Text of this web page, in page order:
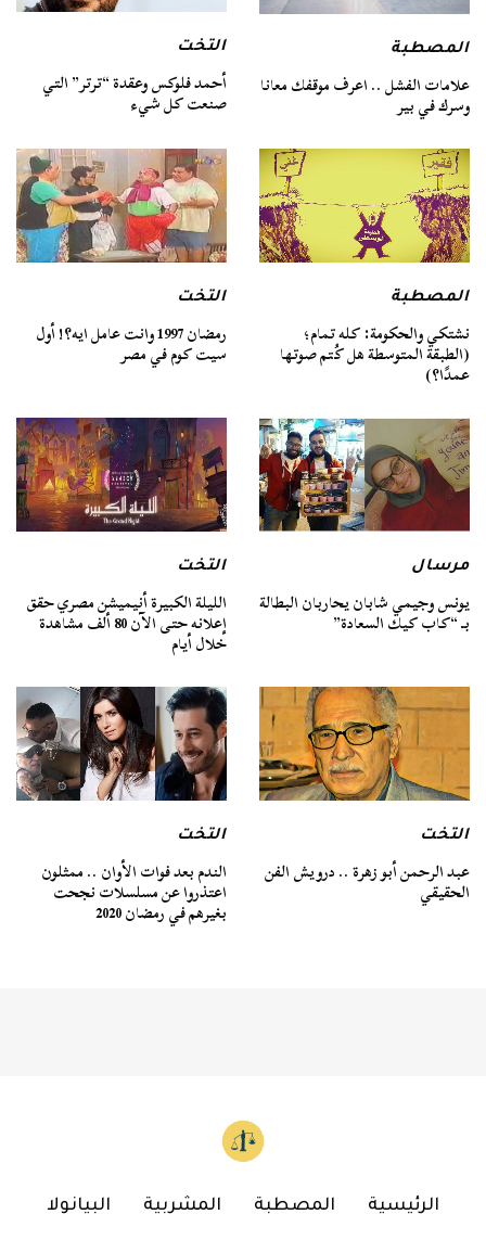
المصطبة
علامات الفشل .. اعرف موقفك معانا
وسرك في بير
التخت
أحمد فلوكس وعقدة “ترتر” التي
صنعت كل شيء
المصطبة
نشتكي والحكومة: كله تمام؛
(الطبقة المتوسطة هل كُتم صوتها
عمدًا؟)
التخت
رمضان 1997 وانت عامل ايه؟! أول
سيت كوم في مصر
مرسال
يونس وجيمي شابان يحاربان البطالة
بـ “كاب كيك السعادة”
التخت
الليلة الكبيرة أنيميشن مصري حقق
إعلانه حتى الآن 80 ألف مشاهدة
خلال أيام
التخت
عبد الرحمن أبو زهرة .. درويش الفن
الحقيقي
التخت
الندم بعد فوات الأوان .. ممثلون
اعتذروا عن مسلسلات نجحت
بغيرهم في رمضان 2020
الرئيسية المصطبة المشربية البيانولا